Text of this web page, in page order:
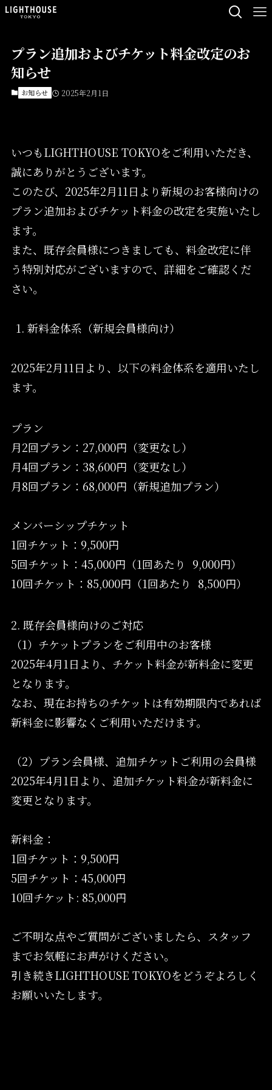
プラン追加およびチケット料金改定のお
知らせ
お知らせ 2025年2月1日
いつもLIGHTHOUSE TOKYOをご利用いただき、
誠にありがとうございます。
このたび、2025年2月11日より新規のお客様向けの
プラン追加およびチケット料金の改定を実施いたし
ます。
また、既存会員様につきましても、料金改定に伴
う特別対応がございますので、詳細をご確認くだ
さい。
新料金体系（新規会員様向け）
2025年2月11日より、以下の料金体系を適用いたし
ます。
プラン
月2回プラン：27,000円（変更なし）
月4回プラン：38,600円（変更なし）
月8回プラン：68,000円（新規追加プラン）
メンバーシップチケット
1回チケット：9,500円
5回チケット：45,000円（1回あたり 9,000円）
10回チケット：85,000円（1回あたり 8,500円）
2. 既存会員様向けのご対応
（1）チケットプランをご利用中のお客様
2025年4月1日より、チケット料金が新料金に変更
となります。
なお、現在お持ちのチケットは有効期限内であれば
新料金に影響なくご利用いただけます。
（2）プラン会員様、追加チケットご利用の会員様
2025年4月1日より、追加チケット料金が新料金に
変更となります。
新料金：
1回チケット：9,500円
5回チケット：45,000円
10回チケット: 85,000円
ご不明な点やご質問がございましたら、スタッフ
までお気軽にお声がけください。
引き続きLIGHTHOUSE TOKYOをどうぞよろしく
お願いいたします。